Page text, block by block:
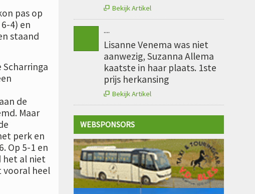
pas op
4) en
staand
de
Maar
perk en
Op 5-1 en
het al niet
vooral heel
 Bekijk Artikel
....
Lisanne Venema was niet
aanwezig, Suzanna Allema
kaatste in haar plaats. 1ste
prijs herkansing
 Bekijk Artikel
WEBSPONSORS